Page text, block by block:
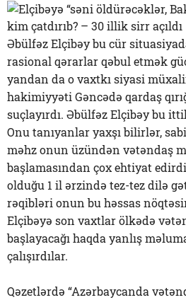
Əbülfəz Elçibəy bu cür
rasional qərarlar qəbul etmək
yandan da o vaxtkı siyasi
hakimiyyəti Gəncədə qardaş
suçlayırdı. Əbülfəz Elçibəy bu
Onu tanıyanlar yaxşı bilirlər,
məhz onun üzündən vətəndaş
başlamasından çox ehtiyat
olduğu 1 il ərzində tez-tez dilə
rəqibləri onun bu həssas
Elçibəyə son vaxtlar ölkədə
başlayacağı haqda yanlış
çalışırdılar.
Qəzetlərdə “Azərbaycanda